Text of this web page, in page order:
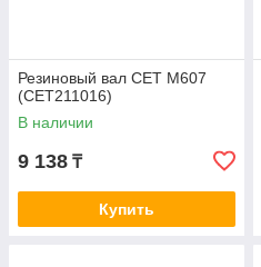
Резиновый вал CET M607
(CET211016)
В наличии
9 138 ₸
Купить